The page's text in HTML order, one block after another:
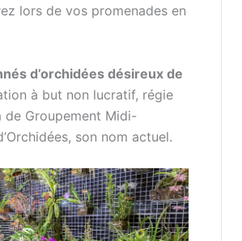
lors de vos promenades en
d’orchidées désireux de
à but non lucratif, régie
de Groupement Midi-
son nom actuel.